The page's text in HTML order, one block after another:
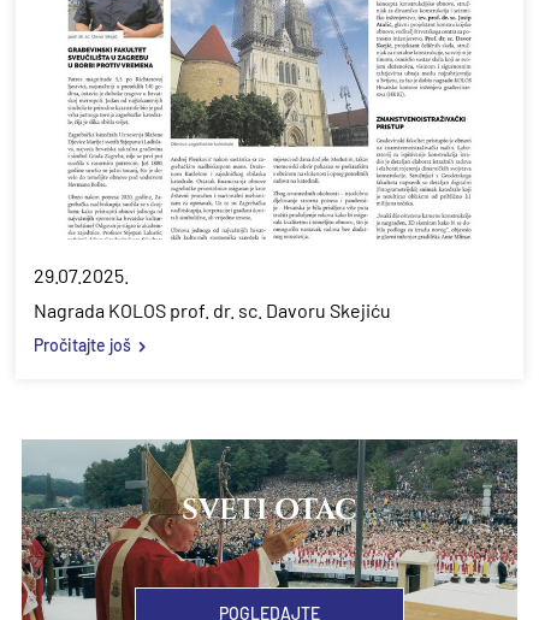
29.07.2025.
Nagrada KOLOS prof. dr. sc. Davoru Skejiću
Pročitajte još
SVETI OTAC
POGLEDAJTE